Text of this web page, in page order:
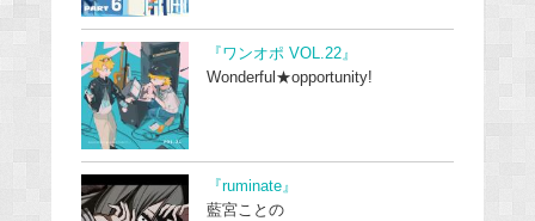
『ワンオポ VOL.22』
Wonderful★opportunity!
『ruminate』
藍宮ことの